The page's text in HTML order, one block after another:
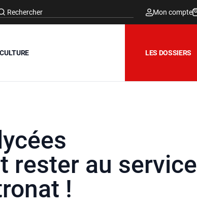
Mon compte
CULTURE LES DOSSIERS
rester au service
!